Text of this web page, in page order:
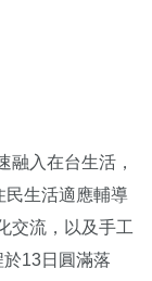
融入在台生活，
民生活適應輔導
交流，以及手工
13日圓滿落